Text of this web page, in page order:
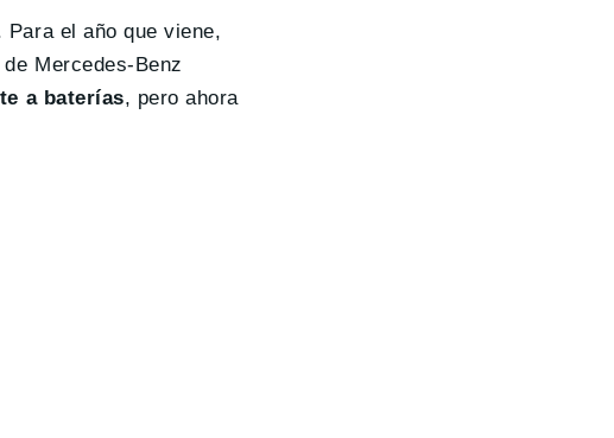
el año que viene,
Mercedes-Benz
a baterías, pero ahora